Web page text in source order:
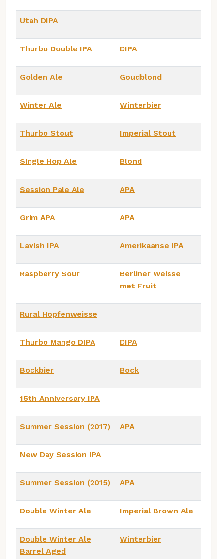
Utah DIPA
Thurbo Double IPA DIPA
Golden Ale Goudblond
Winter Ale Winterbier
Thurbo Stout Imperial Stout
Single Hop Ale Blond
Session Pale Ale APA
Grim APA APA
Lavish IPA Amerikaanse IPA
Raspberry Sour
Berliner Weisse
met Fruit
Rural Hopfenweisse
Thurbo Mango DIPA DIPA
Bockbier Bock
15th Anniversary IPA
Summer Session (2017) APA
New Day Session IPA
Summer Session (2015) APA
Double Winter Ale Imperial Brown Ale
Double Winter Ale
Barrel Aged
Winterbier